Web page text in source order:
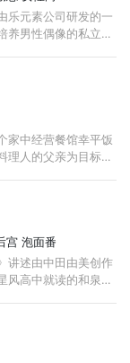
乐元素公司研发的一
养男性偶像的私立梦
家中经营餐馆幸平饭
理人的父亲为目标，
宫 泡面番
讲述由中田由美创作
风高中就读的和泉隼